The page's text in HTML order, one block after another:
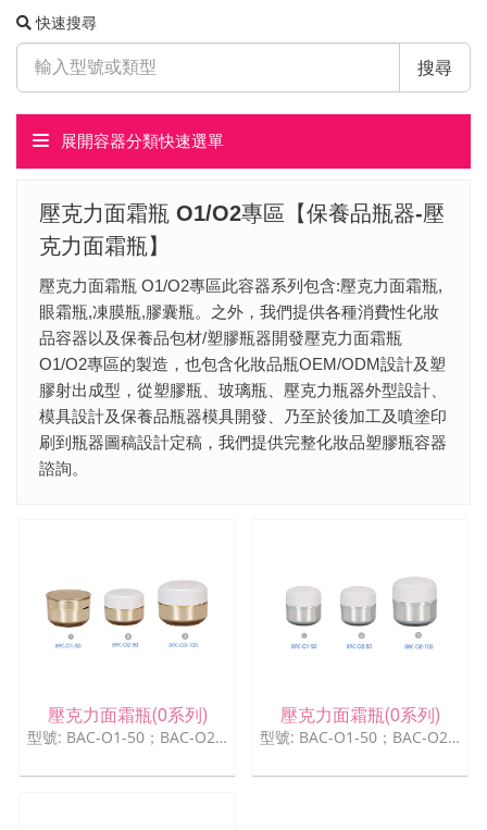
快速搜尋
搜尋
展開容器分類快速選單
壓克力面霜瓶 O1/O2專區【保養品瓶器-壓
克力面霜瓶】
壓克力面霜瓶 O1/O2專區此容器系列包含:壓克力面霜瓶,
眼霜瓶,凍膜瓶,膠囊瓶。之外，我們提供各種消費性化妝
品容器以及保養品包材/塑膠瓶器開發壓克力面霜瓶
O1/O2專區的製造，也包含化妝品瓶OEM/ODM設計及塑
膠射出成型，​從塑膠瓶、玻璃瓶、壓克力瓶器外型設計、
模具設計及保養品瓶器模具開發、乃至於後加工及噴塗印
刷到瓶器圖稿設計定稿，我們提供完整化妝品塑膠瓶容器
諮詢。
壓克力面霜瓶(O系列)
型號: BAC-O1-50；BAC-O2-50；BAC-O2-100
壓克力面霜瓶(O系列)
型號: BAC-O1-50；BAC-O2-50；BAC-O2-100